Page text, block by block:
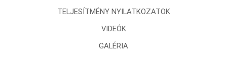
TELJESÍTMÉNY NYILATKOZATOK
VIDEÓK
GALÉRIA